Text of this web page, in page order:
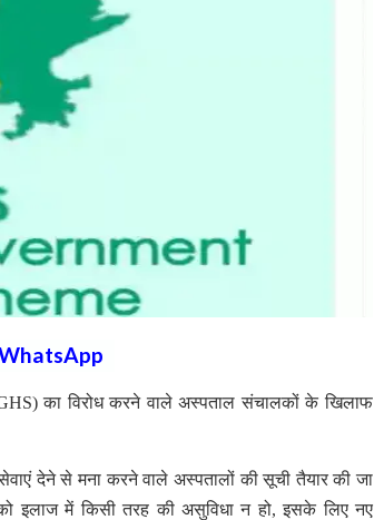
का विरोध करने वाले अस्पताल संचालकों के खिलाफ
देने से मना करने वाले अस्पतालों की सूची तैयार की जा
इलाज में किसी तरह की असुविधा न हो, इसके लिए नए